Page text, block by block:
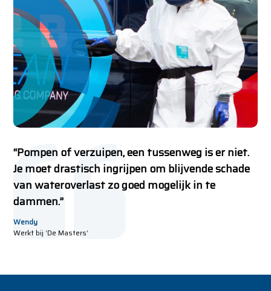
“Pompen of verzuipen, een tussenweg is er niet.
Je moet drastisch ingrijpen om blijvende schade
van wateroverlast zo goed mogelijk in te
dammen.”
Wendy
Werkt bij ‘De Masters’